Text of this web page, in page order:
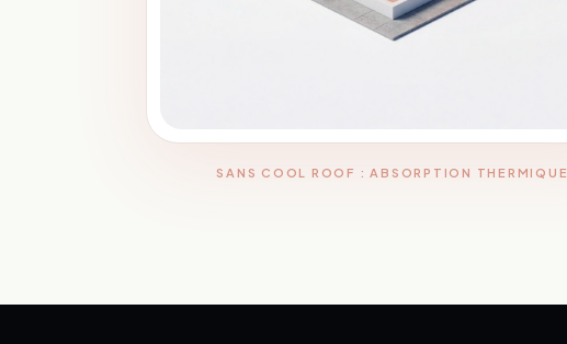
SANS COOL ROOF : ABSORPTION THERMIQUE